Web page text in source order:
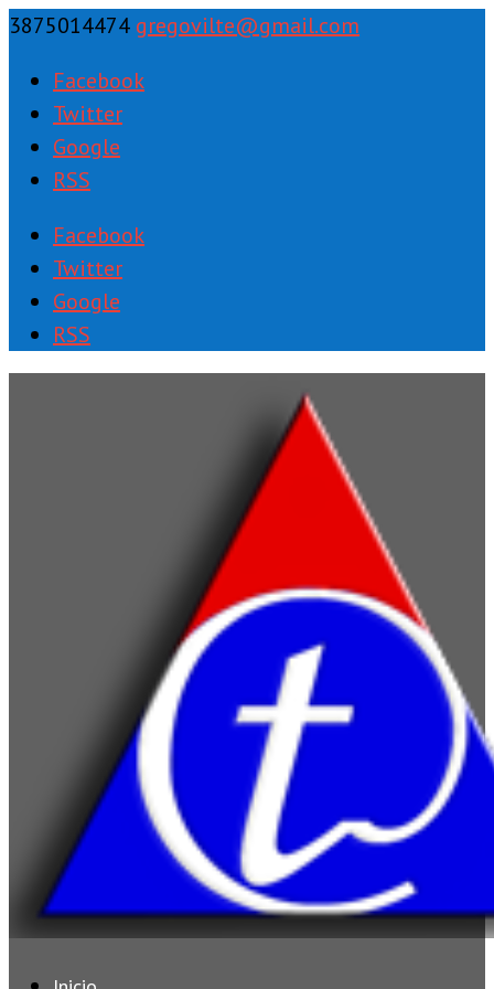
3875014474 gregovilte@gmail.com
Facebook
Twitter
Google
RSS
Facebook
Twitter
Google
RSS